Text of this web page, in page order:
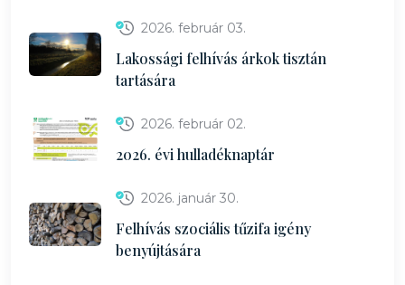
2026. február 03.
Lakossági felhívás árkok tisztán
tartására
2026. február 02.
2026. évi hulladéknaptár
2026. január 30.
Felhívás szociális tűzifa igény
benyújtására